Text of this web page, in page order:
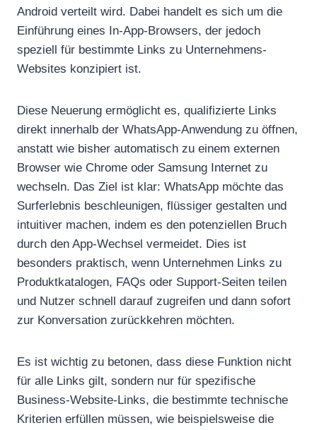
Android verteilt wird. Dabei handelt es sich um die
Einführung eines In-App-Browsers, der jedoch
speziell für bestimmte Links zu Unternehmens-
Websites konzipiert ist.
Diese Neuerung ermöglicht es, qualifizierte Links
direkt innerhalb der WhatsApp-Anwendung zu öffnen,
anstatt wie bisher automatisch zu einem externen
Browser wie Chrome oder Samsung Internet zu
wechseln. Das Ziel ist klar: WhatsApp möchte das
Surferlebnis beschleunigen, flüssiger gestalten und
intuitiver machen, indem es den potenziellen Bruch
durch den App-Wechsel vermeidet. Dies ist
besonders praktisch, wenn Unternehmen Links zu
Produktkatalogen, FAQs oder Support-Seiten teilen
und Nutzer schnell darauf zugreifen und dann sofort
zur Konversation zurückkehren möchten.
Es ist wichtig zu betonen, dass diese Funktion nicht
für alle Links gilt, sondern nur für spezifische
Business-Website-Links, die bestimmte technische
Kriterien erfüllen müssen, wie beispielsweise die